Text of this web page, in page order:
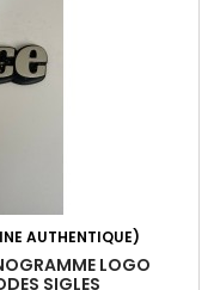
AUTHENTIQUE)
LOGO
SIGLES